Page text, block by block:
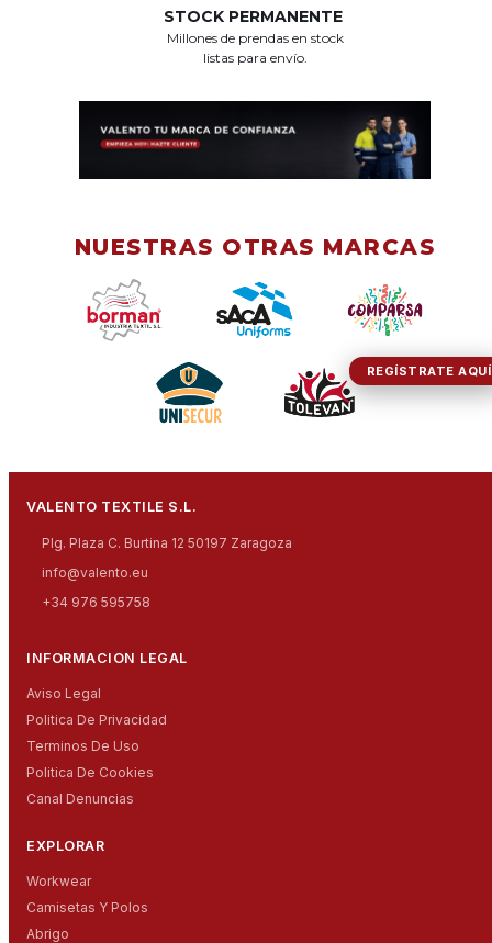
STOCK PERMANENTE
Millones de prendas en stock
listas para envío.
NUESTRAS OTRAS MARCAS
REGÍSTRATE AQUÍ
VALENTO TEXTILE S.L.
Plg. Plaza C. Burtina 12 50197 Zaragoza
info@valento.eu
+34 976 595758
INFORMACION LEGAL
Aviso Legal
Politica De Privacidad
Terminos De Uso
Politica De Cookies
Canal Denuncias
EXPLORAR
Workwear
Camisetas Y Polos
Abrigo